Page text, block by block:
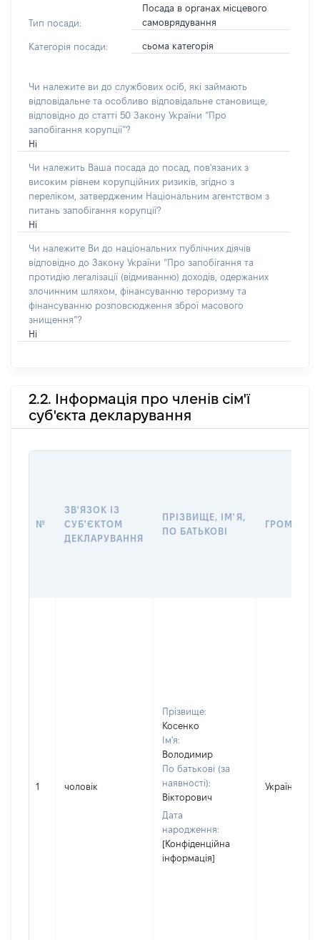
Тип посади:
Посада в органах місцевого
самоврядування
Категорія посади: сьома категорія
Чи належите ви до службових осіб, які займають
відповідальне та особливо відповідальне становище,
відповідно до статті 50 Закону України “Про
запобігання корупції”?
Ні
Чи належить Ваша посада до посад, пов'язаних з
високим рівнем корупційних ризиків, згідно з
переліком, затвердженим Національним агентством з
питань запобігання корупції?
Ні
Чи належите Ви до національних публічних діячів
відповідно до Закону України “Про запобігання та
протидію легалізації (відмиванню) доходів, одержаних
злочинним шляхом, фінансуванню тероризму та
фінансуванню розповсюдження зброї масового
знищення”?
Ні
2.2. Інформація про членів сім'ї
суб'єкта декларування
№
ЗВ'ЯЗОК ІЗ
СУБ'ЄКТОМ
ДЕКЛАРУВАННЯ
ПРІЗВИЩЕ, ІМ'Я,
ПО БАТЬКОВІ
1 чоловік
Прізвище:
Косенко
Ім'я:
Володимир
По батькові (за
наявності):
Вікторович
Дата
народження:
[Конфіденційна
інформація]
Україна